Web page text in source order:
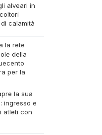
alveari in
calamità
la rete
della
per la
la sua
ingresso e
atleti con